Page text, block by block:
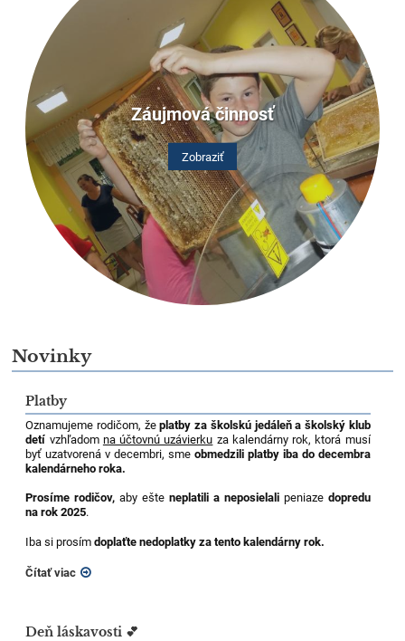
Záujmová činnosť
Zobraziť
Novinky
Platby
Oznamujeme rodičom, žeplatby za školskú jedáleň a školský klub
detí vzhľadom na účtovnú uzávierku za kalendárny rok, ktorá musí
byť uzatvorená v decembri, sme obmedzili platby iba do decembra
kalendárneho roka.
Prosíme rodičov, aby ešte neplatili a neposielalipeniaze dopredu
na rok 2025.
Iba si prosímdoplaťte nedoplatky za tento kalendárny rok.
Čítať viac
Deň láskavosti 💕